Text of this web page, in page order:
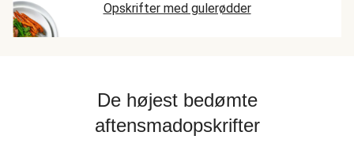
Opskrifter med gulerødder
De højest bedømte
aftensmadopskrifter